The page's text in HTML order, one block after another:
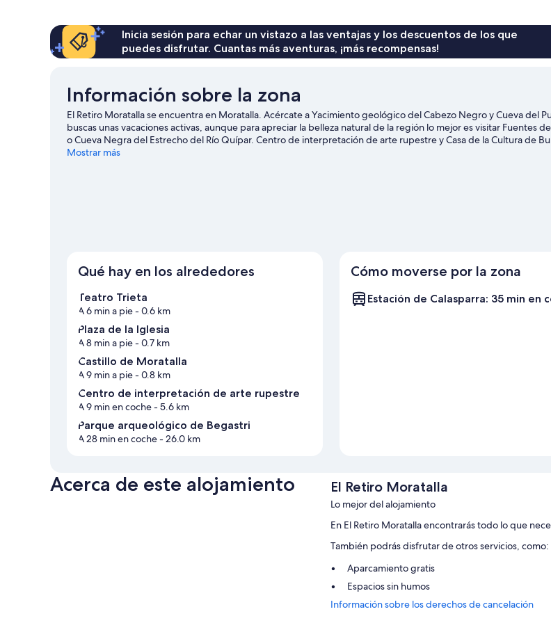
Inicia sesión para echar un vistazo a las ventajas y los descuentos de los que
puedes disfrutar. Cuantas más aventuras, ¡más recompensas!
Información sobre la zona
El Retiro Moratalla se encuentra en Moratalla. Acércate a Yacimiento geológico del Cabezo Negro y Cueva del
buscas unas vacaciones activas, aunque para apreciar la belleza natural de la región lo mejor es visitar Fuentes
o Cueva Negra del Estrecho del Río Quípar. Centro de interpretación de arte rupestre y Casa de la Cultura de
también merecen la pena.
Mostrar más
Qué hay en los alrededores
Teatro Trieta
A 6 min a pie- 0.6 km
Plaza de la Iglesia
A 8 min a pie- 0.7 km
Castillo de Moratalla
A 9 min a pie- 0.8 km
Centro de interpretación de arte rupestre
A 9 min en coche- 5.6 km
Parque arqueológico de Begastri
A 28 min en coche- 26.0 km
Cómo moverse por la zona
Estación de Calasparra: 35 min en
Acerca de este alojamiento El Retiro Moratalla
Lo mejor del alojamiento
En El Retiro Moratalla encontrarás todo lo que
También podrás disfrutar de otros servicios, como:
Aparcamiento gratis
Espacios sin humos
Información sobre los derechos de cancelación